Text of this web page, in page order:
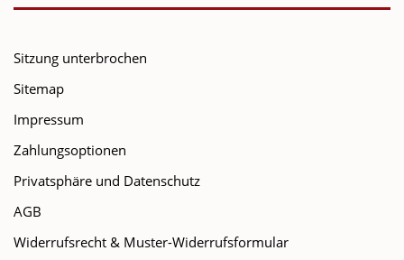
Sitzung unterbrochen
Sitemap
Impressum
Zahlungsoptionen
Privatsphäre und Datenschutz
AGB
Widerrufsrecht & Muster-Widerrufsformular